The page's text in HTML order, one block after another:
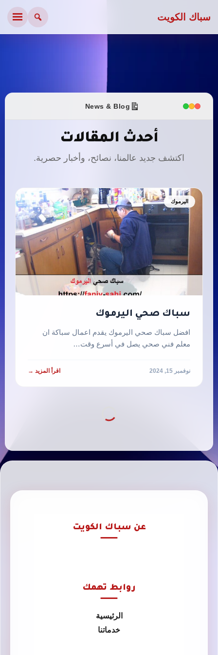
سباك الكويت
News & Blog
أحدث المقالات
اكتشف جديد عالمنا، نصائح، وأخبار حصرية.
اليرموك
سباك صحي اليرموك
افضل سباك صحي اليرموك يقدم اعمال سباكة ان
معلم فني صحي يصل في أسرع وقت…
نوفمبر 15, 2024 اقرأ المزيد →
عن سباك الكويت
روابط تهمك
الرئيسية
خدماتنا